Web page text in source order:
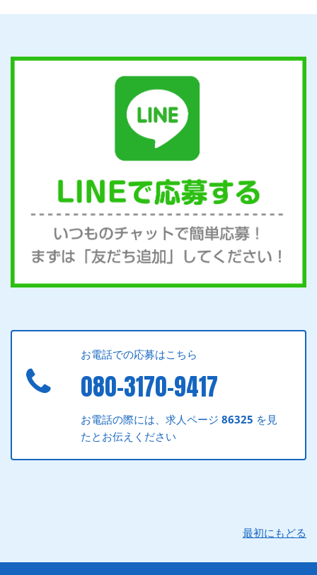
お電話での応募はこちら
080-3170-9417
お電話の際には、求人ページ86325 を見
たとお伝えください
最初にもどる